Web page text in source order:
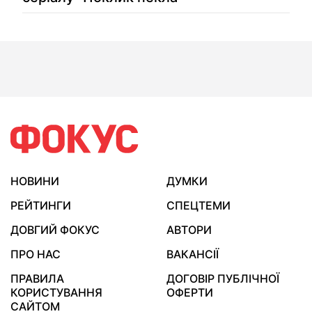
НОВИНИ
ДУМКИ
РЕЙТИНГИ
СПЕЦТЕМИ
ДОВГИЙ ФОКУС
АВТОРИ
ПРО НАС
ВАКАНСІЇ
ПРАВИЛА
КОРИСТУВАННЯ
САЙТОМ
ДОГОВІР ПУБЛІЧНОЇ
ОФЕРТИ